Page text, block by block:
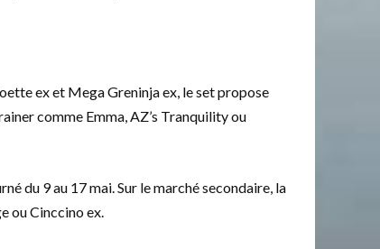
ex et Mega Greninja ex, le set propose
comme Emma, AZ’s Tranquility ou
du 9 au 17 mai. Sur le marché secondaire, la
ou Cinccino ex.